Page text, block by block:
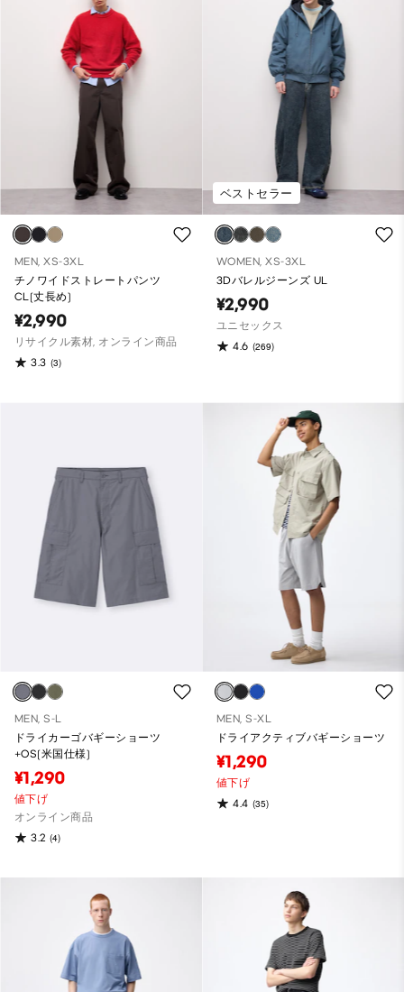
MEN, XS-3XL
チノワイドストレートパンツ
CL(丈長め)
¥2,990
リサイクル素材, オンライン商品
3.3 (3)
ベストセラー
WOMEN, XS-3XL
3Dバレルジーンズ UL
¥2,990
ユニセックス
4.6 (269)
MEN, S-L
ドライカーゴバギーショーツ
+OS(米国仕様)
¥1,290
値下げ
オンライン商品
3.2 (4)
MEN, S-XL
ドライアクティブバギーショーツ
¥1,290
値下げ
4.4 (35)